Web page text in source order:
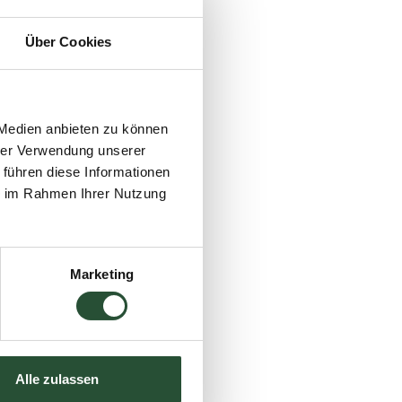
Über Cookies
anbieten zu können
Verwendung unserer
diese Informationen
Rahmen Ihrer Nutzung
Marketing
Alle zulassen
zwei
auf dem Bild zu
hellen
Grün des
ist ein Bartisch aus
rostet nicht und